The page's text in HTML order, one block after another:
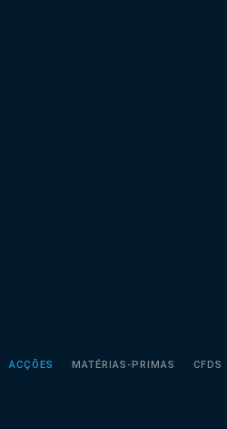
ACÇÕES MATÉRIAS-PRIMAS CFDS